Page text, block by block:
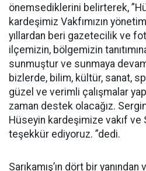
önemsediklerini belirterek,
kardeşimiz Vakfımızın
yıllardan beri gazetecilik ve
ilçemizin, bölgemizin
sunmuştur ve sunmaya
bizlerde, bilim, kültür, sanat,
güzel ve verimli çalışmalar
zaman destek olacağız.
Hüseyin kardeşimize vakıf ve
teşekkür ediyoruz. ”dedi.
Sarıkamış’ın dört bir